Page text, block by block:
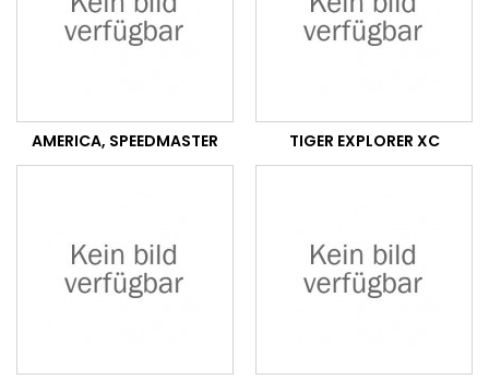
AMERICA, SPEEDMASTER TIGER EXPLORER XC